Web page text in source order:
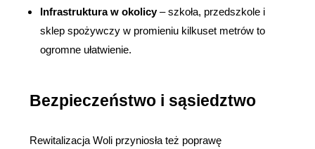
Infrastruktura w okolicy – szkoła, przedszkole i
sklep spożywczy w promieniu kilkuset metrów to
ogromne ułatwienie.
Bezpieczeństwo i sąsiedztwo
Rewitalizacja Woli przyniosła też poprawę